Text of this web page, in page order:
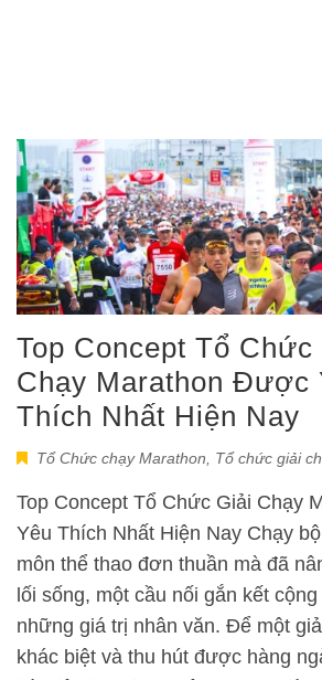
Top Concept Tổ Chức
Chạy Marathon Được
Thích Nhất Hiện Nay
Tổ Chức chạy Marathon Tổ chức giải
Top Concept Tổ Chức Giải Chạy
Yêu Thích Nhất Hiện Nay Chạy
môn thể thao đơn thuần mà đã
lối sống, một cầu nối gắn kết
những giá trị nhân văn. Để một
khác biệt và thu hút được hàng